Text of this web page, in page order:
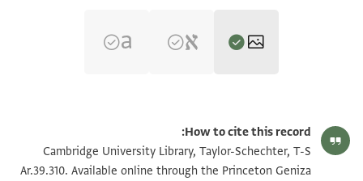
T-S Ar.39.310 1v تكبير و تدوير
How to cite this record:
Cambridge University Library, Taylor-Schechter, T-S
Ar.39.310. Available online through the Princeton Geniza